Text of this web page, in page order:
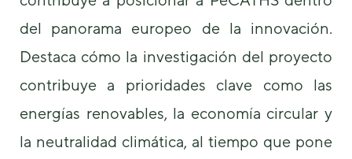
del panorama europeo de la innovación.
Destaca cómo la investigación del proyecto
contribuye a prioridades clave como las
energías renovables, la economía circular y
la neutralidad climática, al tiempo que pone